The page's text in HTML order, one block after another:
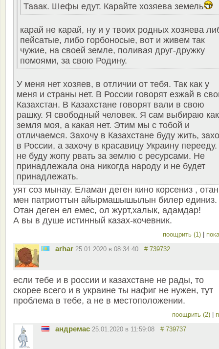
Тааак. Шефы едут. Карайте хозяева земель
карай не карай, ну и у твоих родных хозяева
пейсатые, либо горбоносые, вот и живем так
чужие, на своей земле, поливая друг-дружку
помоями, за свою Родину.
У меня нет хозяев, в отличии от тебя. Так как у
меня и страны нет. В России говорят езжай в
Казахстан. В Казахстане говорят вали в свою
рашку. Я свободный человек. Я сам выбираю
земля моя, а какая нет. Этим мы с тобой и
отличаемся. Захочу в Казахстане буду жить,
в России, а захочу в красавицу Украину
не буду жопу рвать за землю с ресурсами. Не
принадлежала она никогда народу и не будет
принадлежать.
уят соз мынау. Еламан деген кино корсениз , отан
мен патриоттын айырмашышылын билер единиз.
Отан деген ел емес, ол журт,халык, адамдар!
А вы в душе истинный казах-кочевник.
поощрить (1)
arhar 25.01.2020 в 08:34:40 # 739732
если тебе и в россии и казахстане не рады, то
скорее всего и в украине ты нафиг не нужен, тут
проблема в тебе, а не в местоположении.
поощрить (2)
андремас 25.01.2020 в 11:59:08 # 739737